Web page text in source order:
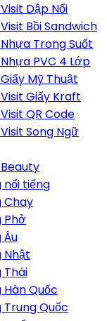
Dập Nổi
Bồi Sandwich
Trong Suốt
PVC 4 Lớp
Mỹ Thuật
Giấy Kraft
QR Code
Song Ngữ
nổi tiếng
Chay
Phở
Âu
Nhật
Thái
Quốc
Trung Quốc